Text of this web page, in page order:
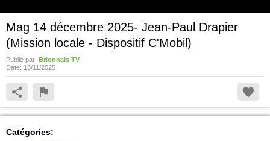
Mag 14 décembre 2025- Jean-Paul Drapier
(Mission locale - Dispositif C'Mobil)
Publié par: Brionnais TV
Date: 18/11/2025
Catégories: